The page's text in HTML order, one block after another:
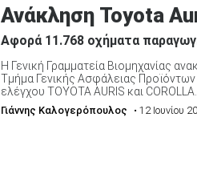
Ανάκληση Toyota
Αφορά 11.768 οχήματα
Η Γενική Γραμματεία Βιομηχανίας
Τµήµα Γενικής Ασφάλειας
ελέγχου TOYOTA ΑURIS και
Γιάννης Καλογερόπουλος • 12 Ιουνίου